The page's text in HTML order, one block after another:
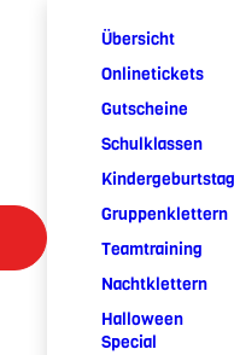
Übersicht
Onlinetickets
Gutscheine
Schulklassen
Kindergeburtstag
Gruppenklettern
Teamtraining
Nachtklettern
Halloween
Special